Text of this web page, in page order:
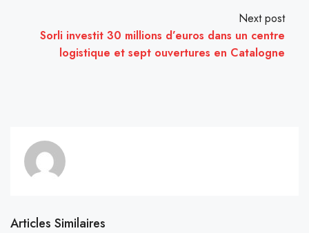
Next post
Sorli investit 30 millions d’euros dans un centre
logistique et sept ouvertures en Catalogne
Articles Similaires